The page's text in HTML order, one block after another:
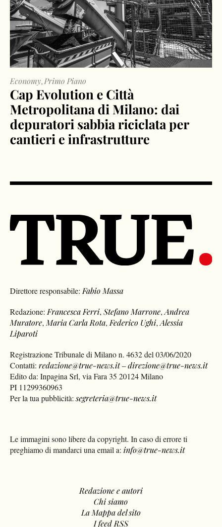
Cap Evolution e Città
Metropolitana di Milano: dai
depuratori sabbia riciclata per
cantieri e infrastrutture
Economy, Primo Piano
Direttore responsabile:Fabio Massa
Redazione:Francesca Ferri,Stefano Marrone,Andrea
Muratore,Maria Carla Rota,Federico Ughi,Alessia
Liparoti
Registrazione Tribunale di Milano n. 4632 del 03/06/2020
Contatti:redazione@true-news.it–direzione@true-news.it
Edito da: Inpagina Srl, via Fara 35 20124 Milano
PI 11299360963
Per la tua pubblicità:segreteria@true-news.it
Le immagini sono libere da copyright. In caso di errore ti
preghiamo di mandarci una email a: info@true-news.it
Redazione e autori
Chi siamo
La Mappa del sito
I feed RSS